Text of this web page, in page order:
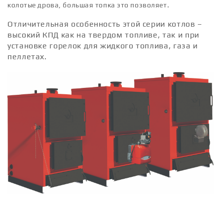
колотые дрова, большая топка это позволяет.
Отличительная особенность этой серии котлов –
высокий КПД как на твердом топливе, так и при
установке горелок для жидкого топлива, газа и
пеллетах.